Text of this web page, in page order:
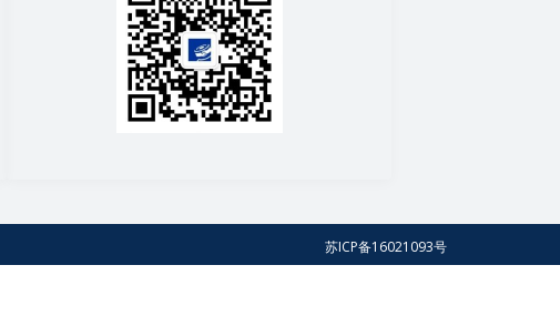
苏ICP备16021093号